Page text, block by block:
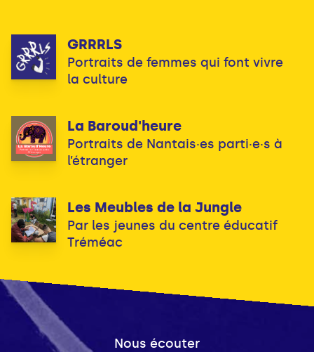
GRRRLS
Portraits de femmes qui font vivre
la culture
La Baroud'heure
Portraits de Nantais·es parti·e·s à
l’étranger
Les Meubles de la Jungle
Par les jeunes du centre éducatif
Tréméac
Nous écouter